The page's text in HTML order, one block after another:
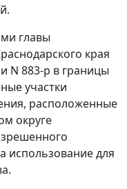
главы
края
и N 883-р в границы
участки
расположенные
округе
использование для